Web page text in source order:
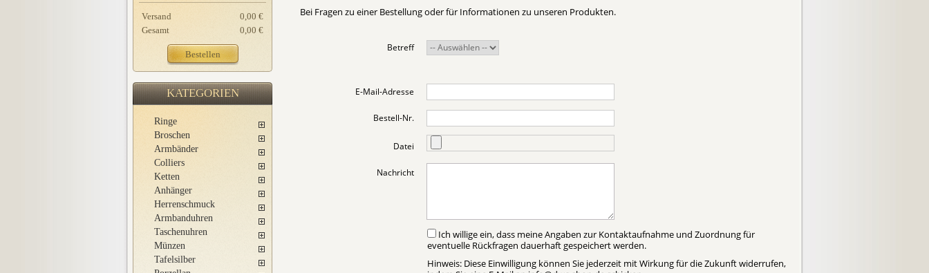
0,00 €
Versand
0,00 €
Gesamt
Bestellen
KATEGORIEN
Ringe
Broschen
Armbänder
Colliers
Ketten
Anhänger
Herrenschmuck
Armbanduhren
Taschenuhren
Münzen
Tafelsilber
Bei Fragen zu einer Bestellung oder für Informationen zu unseren Produkten.
Betreff
E-Mail-Adresse
Bestell-Nr.
Datei
Nachricht
eventuelle Rückfragen dauerhaft gespeichert werden.
Hinweis: Diese Einwilligung können Sie jederzeit mit Wirkung für die Zukunft widerrufen,